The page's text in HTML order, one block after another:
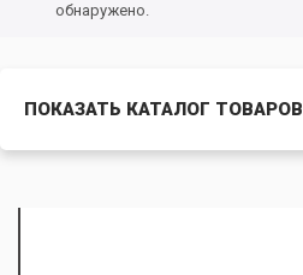
обнаружено.
ПОКАЗАТЬ КАТАЛОГ ТОВАРОВ